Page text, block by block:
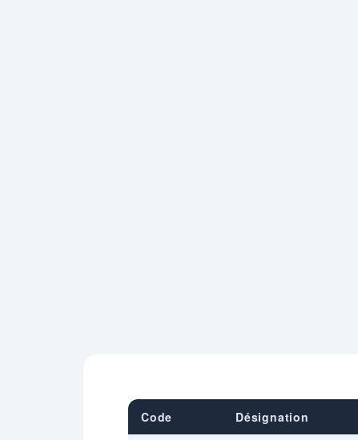
Code Désignation